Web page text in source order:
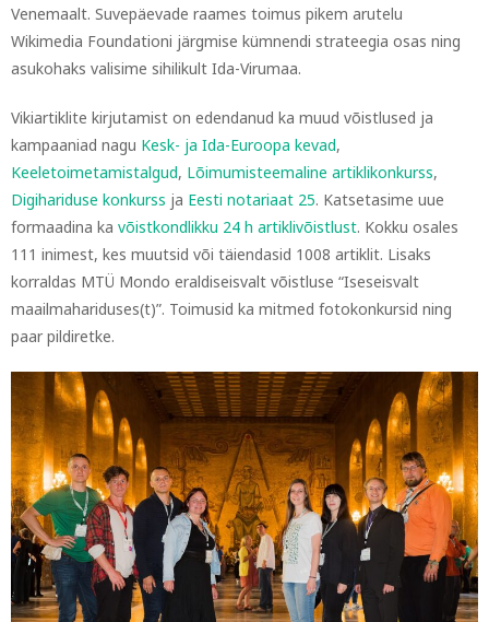
Venemaalt. Suvepäevade raames toimus pikem arutelu
Wikimedia Foundationi järgmise kümnendi strateegia osas ning
asukohaks valisime sihilikult Ida-Virumaa.
Vikiartiklite kirjutamist on edendanud ka muud võistlused ja
kampaaniad nagu Kesk- ja Ida-Euroopa kevad,
Keeletoimetamistalgud, Lõimumisteemaline artiklikonkurss,
Digihariduse konkurss ja Eesti notariaat 25. Katsetasime uue
formaadina ka võistkondlikku 24 h artiklivõistlust. Kokku osales
111 inimest, kes muutsid või täiendasid 1008 artiklit. Lisaks
korraldas MTÜ Mondo eraldiseisvalt võistluse “Iseseisvalt
maailmahariduses(t)”. Toimusid ka mitmed fotokonkursid ning
paar pildiretke.